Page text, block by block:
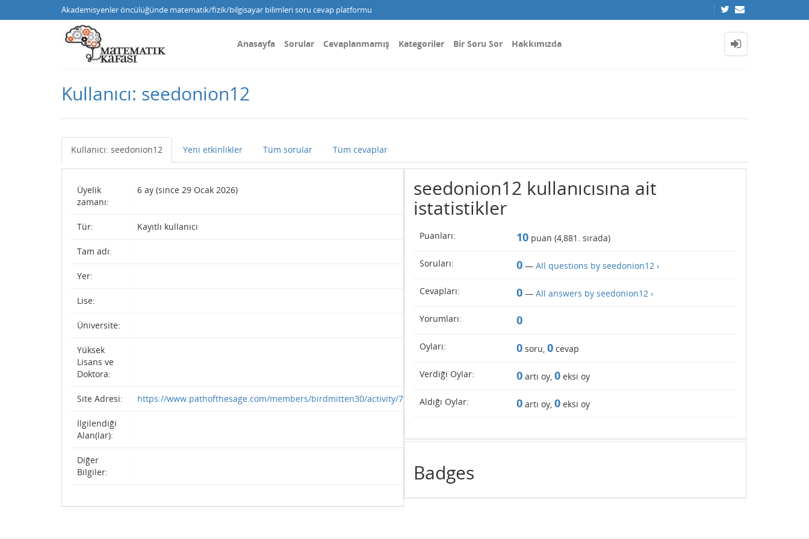
Akademisyenler öncülüğünde matematik/fizik/bilgisayar bilimleri soru cevap platformu
Anasayfa Sorular Cevaplanmamış Kategoriler Bir Soru Sor Hakkımızda
Kullanıcı: seedonion12
Kullanıcı: seedonion12 Yeni etkinlikler Tüm sorular Tüm cevaplar
Üyelik
zamanı:
6 ay (since 29 Ocak 2026)
Tür: Kayıtlı kullanıcı
Tam adı:
Yer:
Lise:
Üniversite:
Yüksek
Lisans ve
Doktora:
Site Adresi: https://www.pathofthesage.com/members/birdmitten30/activity/758542/
İlgilendiği
Alan(lar):
Diğer
Bilgiler:
seedonion12 kullanıcısına ait
istatistikler
Puanları: 10puan (4,881 . sırada)
Soruları: 0— All questions by seedonion12 ›
Cevapları: 0— All answers by seedonion12 ›
Yorumları: 0
Oyları: 0soru, 0cevap
Verdiği Oylar: 0artı oy, 0eksi oy
Aldığı Oylar: 0artı oy, 0eksi oy
Badges